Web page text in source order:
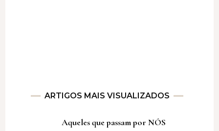
ARTIGOS MAIS VISUALIZADOS
Aqueles que passam por NÓS